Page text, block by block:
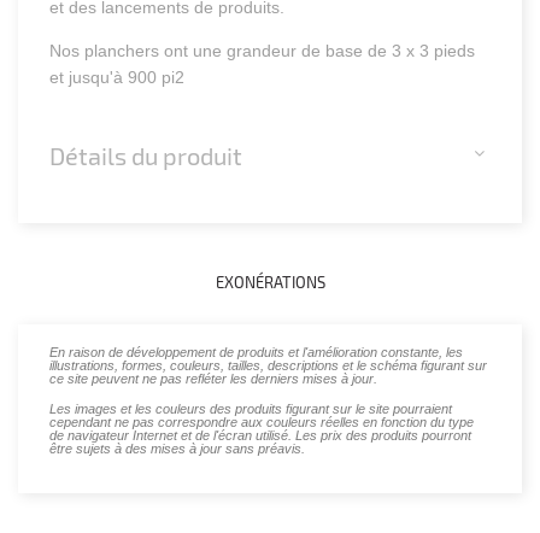
et des lancements de produits.
Nos planchers ont une grandeur de base de 3 x 3 pieds
et jusqu'à 900 pi2
Détails du produit
EXONÉRATIONS
En raison de développement de produits et l'amélioration constante, les
illustrations, formes, couleurs, tailles, descriptions et le schéma figurant sur
ce site peuvent ne pas refléter les derniers mises à jour.
Les images et les couleurs des produits figurant sur le site pourraient
cependant ne pas correspondre aux couleurs réelles en fonction du type
de navigateur Internet et de l'écran utilisé. Les prix des produits pourront
être sujets à des mises à jour sans préavis.